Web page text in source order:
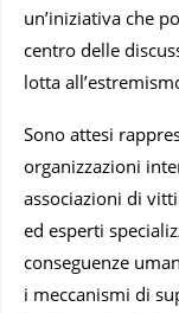
un’iniziativa che
centro delle
lotta
Sono attesi
organizzazioni
associazioni di
ed esperti
conseguenze
i meccanismi di